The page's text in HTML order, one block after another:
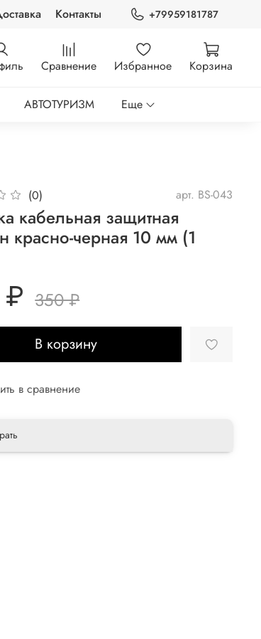
Контакты +79959181787
Сравнение Избранное Корзина
АВТОТУРИЗМ Еще
(0) арт. BS-043
кабельная защитная
красно-черная 10 мм (1
350 ₽
В корзину
в сравнение